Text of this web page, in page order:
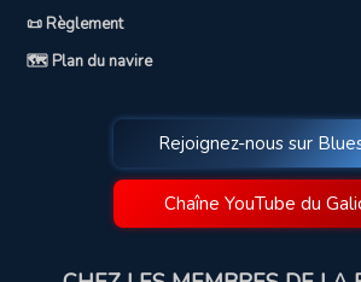
📜 Règlement
🗺️ Plan du navire
Rejoignez-nous sur
Chaîne YouTube du